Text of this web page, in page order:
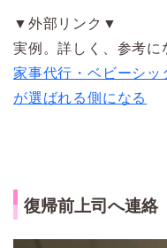
▼外部リンク▼
実例。詳しく、参考に
家事代行・ベビーシッ
が選ばれる側になる
復帰前上司へ連絡